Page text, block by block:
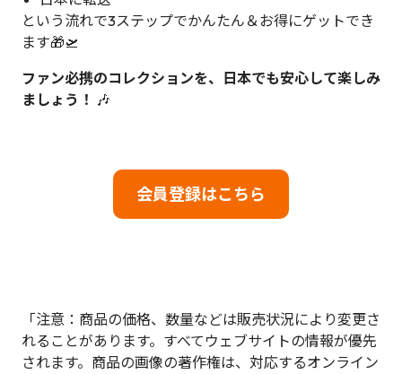
という流れで3ステップでかんたん＆お得にゲットでき
ます🎁🛫
ファン必携のコレクションを、日本でも安心して楽しみ
ましょう！ 🎶
会員登録はこちら
「注意：商品の価格、数量などは販売状況により変更さ
れることがあります。すべてウェブサイトの情報が優先
されます。商品の画像の著作権は、対応するオンライン